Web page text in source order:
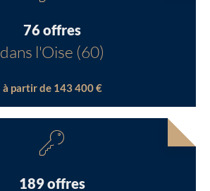
76 offres
dans l'Oise (60)
à partir de 143 400 €
189 offres